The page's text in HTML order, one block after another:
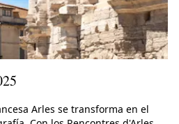
Arles se transforma en el